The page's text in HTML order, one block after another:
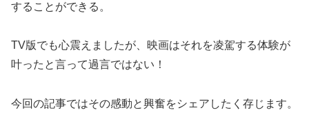
することができる。
TV版でも心震えましたが、映画はそれを凌駕する体験が
叶ったと言って過言ではない！
今回の記事ではその感動と興奮をシェアしたく存じます。